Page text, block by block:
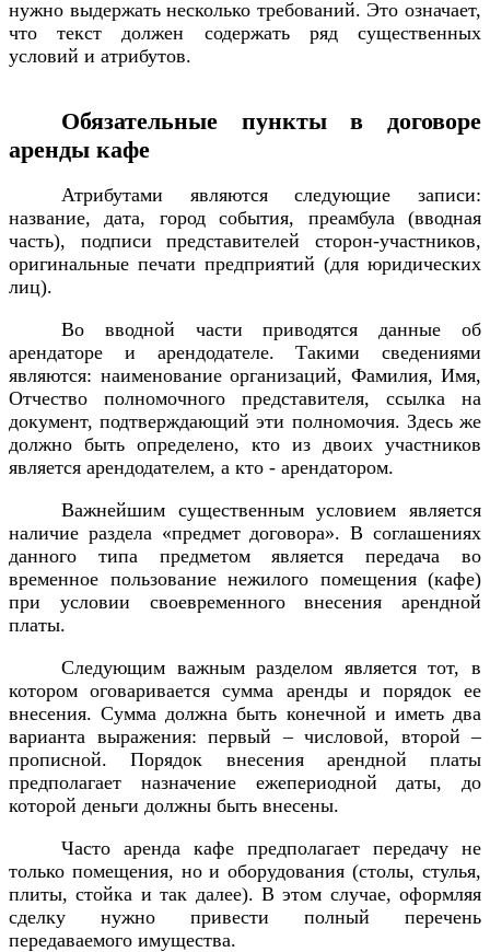
нужно выдержать несколько требований. Это означает,
что текст должен содержать ряд существенных
условий и атрибутов.
Обязательные пункты в договоре
аренды кафе
Атрибутами являются следующие записи:
название, дата, город события, преамбула (вводная
часть), подписи представителей сторон-участников,
оригинальные печати предприятий (для юридических
лиц).
Во вводной части приводятся данные об
арендаторе и арендодателе. Такими сведениями
являются: наименование организаций, Фамилия, Имя,
Отчество полномочного представителя, ссылка на
документ, подтверждающий эти полномочия. Здесь же
должно быть определено, кто из двоих участников
является арендодателем, а кто - арендатором.
Важнейшим существенным условием является
наличие раздела «предмет договора». В соглашениях
данного типа предметом является передача во
временное пользование нежилого помещения (кафе)
при условии своевременного внесения арендной
платы.
Следующим важным разделом является тот, в
котором оговаривается сумма аренды и порядок ее
внесения. Сумма должна быть конечной и иметь два
варианта выражения: первый – числовой, второй –
прописной. Порядок внесения арендной платы
предполагает назначение ежепериодной даты, до
которой деньги должны быть внесены.
Часто аренда кафе предполагает передачу не
только помещения, но и оборудования (столы, стулья,
плиты, стойка и так далее). В этом случае, оформляя
сделку нужно привести полный перечень
передаваемого имущества.